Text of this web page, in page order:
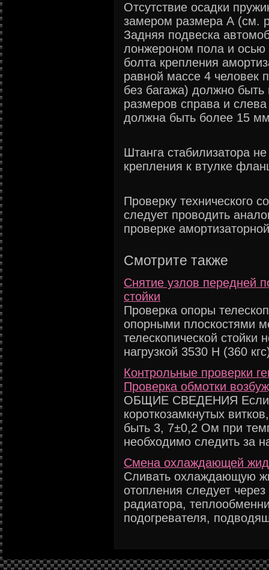
Отсутствие осадки
замером размера А (см.
Задняя подвеска
лонжероном пола и осью
болта крепления
равной массе 4 человек
без багажа) должно
размеров справа и
должна быть более 15
Штанга стабилизатора
крепления к втулке
Проверку технического
следует проводить
проверке
Смотрите также
Снятие узлов передней
стойки
Проверка опоры
опорными плоскостями
телескопической
нагрузкой 3530 Н (360
Контрольные проверки
Проверка обмотки
ОБЩИЕ СВЕДЕНИЯ Если
короткозамкнутых
быть 3, 7±0,2 Ом при
необходимо следить за
Смена охлаждающей
Сливать охлаждающую
отопления следует
радиатора,
подогревателя,